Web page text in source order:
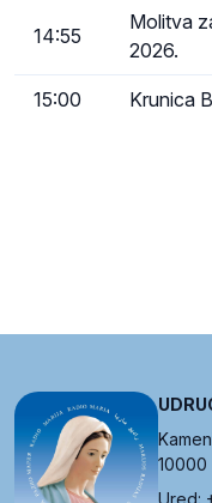
14:55
Molitva
2026.
15:00 Krunica
10000